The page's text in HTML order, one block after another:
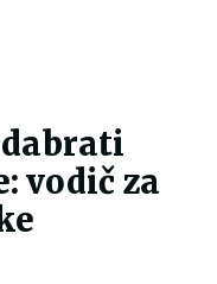
vodič za